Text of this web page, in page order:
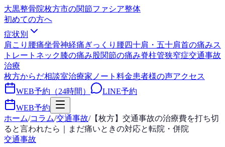
大黒整骨院枚方市の関節ファシア整体
初めての方へ
症状別
肩こり 腰痛坐骨神経痛ぎっくり腰四十肩・五十肩首の痛みス
トレートネック膝の痛み股関節の痛み脊柱管狭窄症交通事故
治療
枚方からだ相談室治療家ノート 料金患者様の声アクセス
WEB予約（24時間）
LINE予約
WEB予約
ホーム/コラム/交通事故/【枚方】交通事故の治療費を打ち切
ると言われたら｜まだ痛いときの対応と転院・併院
交通事故